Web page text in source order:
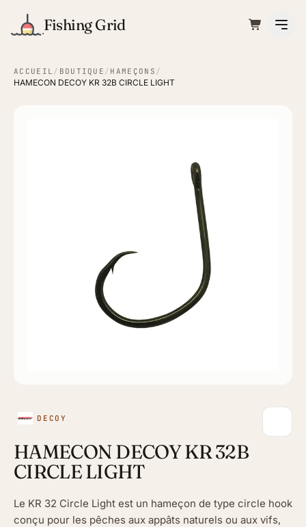
Fishing Grid
ACCUEIL / BOUTIQUE / HAMEÇONS /
HAMECON DECOY KR 32B CIRCLE LIGHT
DECOY
HAMECON DECOY KR 32B
CIRCLE LIGHT
Le KR 32 Circle Light est un hameçon de type circle hook
conçu pour les pêches aux appâts naturels ou aux vifs,